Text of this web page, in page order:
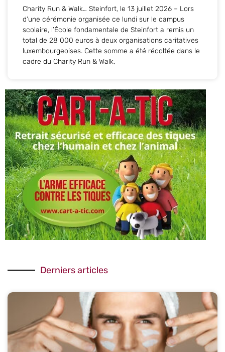
Charity Run & Walk… Steinfort, le 13 juillet 2026 – Lors
d’une cérémonie organisée ce lundi sur le campus
scolaire, l’École fondamentale de Steinfort a remis un
total de 28 000 euros à deux organisations caritatives
luxembourgeoises. Cette somme a été récoltée dans le
cadre du Charity Run & Walk,
Derniers articles